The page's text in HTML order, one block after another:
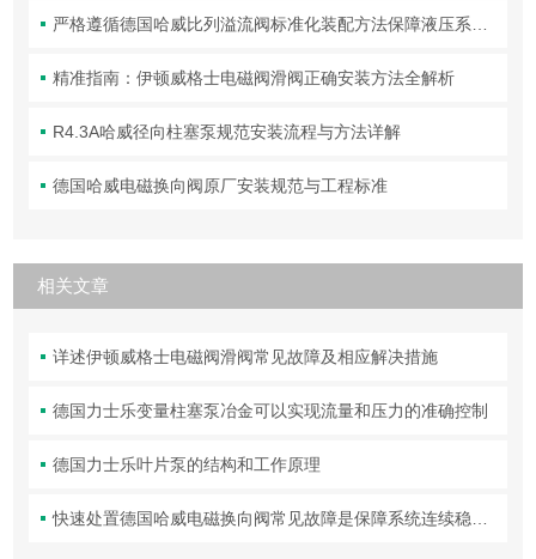
严格遵循德国哈威比列溢流阀标准化装配方法保障液压系统压力调控精准可靠
精准指南：伊顿威格士电磁阀滑阀正确安装方法全解析
R4.3A哈威径向柱塞泵规范安装流程与方法详解
德国哈威电磁换向阀原厂安装规范与工程标准
相关文章
详述伊顿威格士电磁阀滑阀常见故障及相应解决措施
德国力士乐变量柱塞泵冶金可以实现流量和压力的准确控制
德国力士乐叶片泵的结构和工作原理
快速处置德国哈威电磁换向阀常见故障是保障系统连续稳定运行的关键